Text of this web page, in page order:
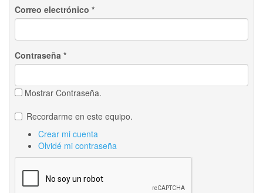
Correo electrónico *
Contraseña *
Mostrar Contraseña.
Recordarme en este equipo.
Crear mi cuenta
Olvidé mi contraseña